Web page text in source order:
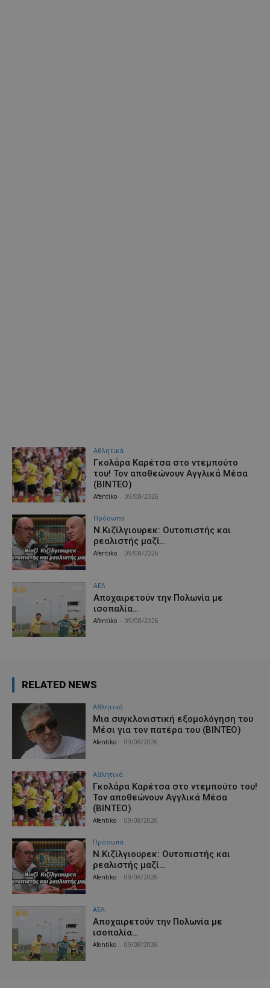
Αθλητικά
Γκολάρα Καρέτσα στο ντεμπούτο
του! Τον αποθεώνουν Αγγλικά Μέσα
(ΒΙΝΤΕΟ)
Afentiko 09/08/2026
Πρόσωπα
Ν.Κιζίλγιουρεκ: Ουτοπιστής και
ρεαλιστής μαζί…
Afentiko 09/08/2026
ΑΕΛ
Aποχαιρετούν την Πολωνία με
ισοπαλία…
Afentiko 09/08/2026
RELATED NEWS
Αθλητικά
Μια συγκλονιστική εξομολόγηση του
Μέσι για τον πατέρα του (ΒΙΝΤΕΟ)
Afentiko 09/08/2026
Αθλητικά
Γκολάρα Καρέτσα στο ντεμπούτο του!
Τον αποθεώνουν Αγγλικά Μέσα
(ΒΙΝΤΕΟ)
Afentiko 09/08/2026
Πρόσωπα
Ν.Κιζίλγιουρεκ: Ουτοπιστής και
ρεαλιστής μαζί…
Afentiko 09/08/2026
ΑΕΛ
Aποχαιρετούν την Πολωνία με
ισοπαλία…
Afentiko 09/08/2026